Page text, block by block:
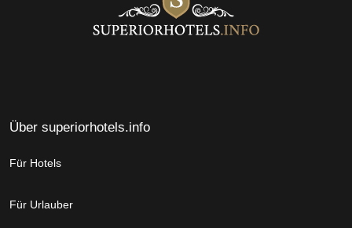
Über superiorhotels.info
Für Hotels
Für Urlauber